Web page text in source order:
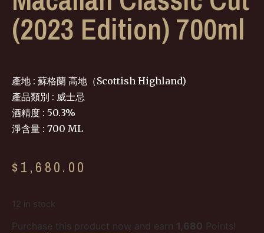
(2023 Edition) 700ml
產地 : 蘇格蘭 高地（Scottish Highland)
產品類別 : 威士忌
酒精度 : 50.3%
淨含量 : 700 ML
$ 1,680.00
12 in stock
Purchase this product now and earn 1,680 Points!